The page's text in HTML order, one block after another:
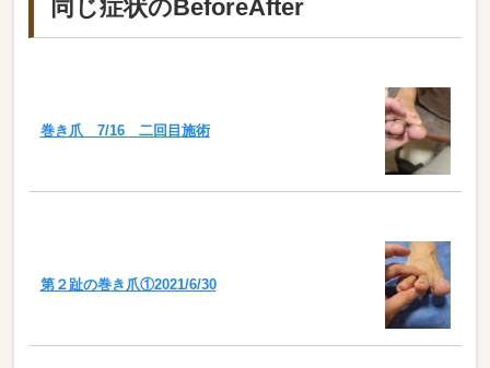
同じ症状のBeforeAfter
巻き爪 7/16 二回目施術
第２趾の巻き爪①2021/6/30